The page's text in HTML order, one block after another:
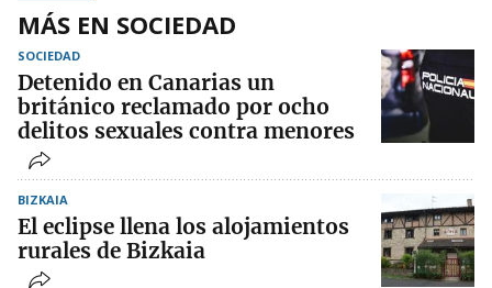
MÁS EN SOCIEDAD
SOCIEDAD
Detenido en Canarias un
británico reclamado por ocho
delitos sexuales contra menores
BIZKAIA
El eclipse llena los alojamientos
rurales de Bizkaia